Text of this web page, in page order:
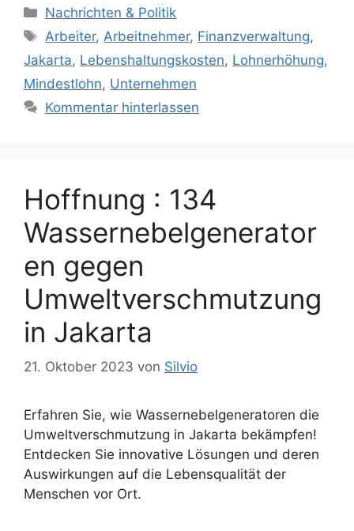
K
a
e
g
o
Nachrichten & Politik
S
l
a
r
t
e
Arbeiter, Arbeitnehmer, Finanzverwaltung,
Jakarta, Lebenshaltungskosten, Lohnerhöhung,
Mindestlohn, Unternehmen
Kommentar hinterlassen
Hoffnung : 134
Wassernebelgenerator
en gegen
Umweltverschmutzung
in Jakarta
21. Oktober 2023 von Silvio
Erfahren Sie, wie Wassernebelgeneratoren die
Umweltverschmutzung in Jakarta bekämpfen!
Entdecken Sie innovative Lösungen und deren
Auswirkungen auf die Lebensqualität der
Menschen vor Ort.